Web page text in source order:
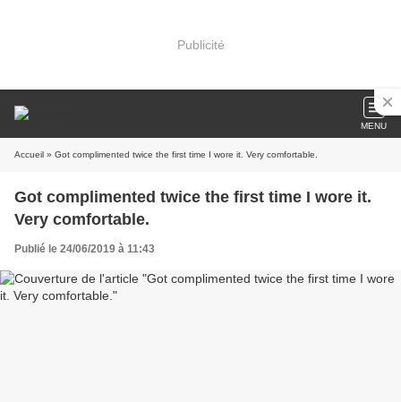
Publicité
MENU
Accueil » Got complimented twice the first time I wore it. Very comfortable.
Got complimented twice the first time I wore it.
Very comfortable.
Publié le 24/06/2019 à 11:43